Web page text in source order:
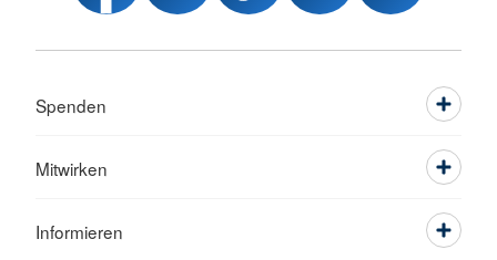
Spenden
Mitwirken
Informieren